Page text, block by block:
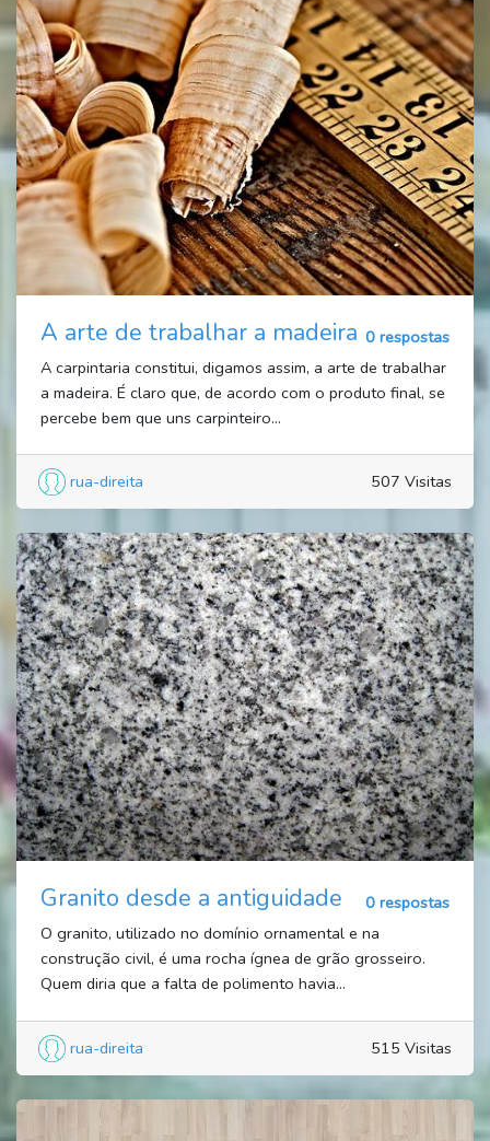
A arte de trabalhar a madeira 0 respostas
A carpintaria constitui, digamos assim, a arte de trabalhar
a madeira. É claro que, de acordo com o produto final, se
percebe bem que uns carpinteiro...
rua-direita 507 Visitas
Granito desde a antiguidade
0 respostas
O granito, utilizado no domínio ornamental e na
construção civil, é uma rocha ígnea de grão grosseiro.
Quem diria que a falta de polimento havia...
rua-direita 515 Visitas